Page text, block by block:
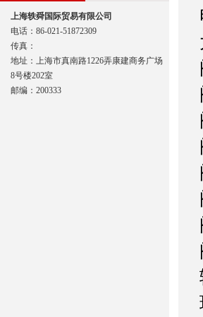
上海轶舜国际贸易有限公司
电话：86-021-51872309
传真：
地址：上海市真南路1226弄康建商务广场
8号楼202室
邮编：200333